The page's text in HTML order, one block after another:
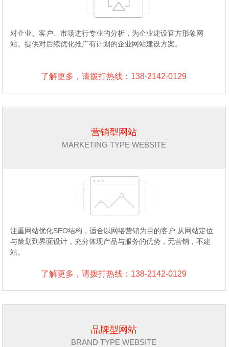
对企业、客户、市场进行专业的分析，为企业建设官方形象网
站。提供对后续优化推广有计划的企业网站建设方案。
了解更多，请拨打热线：138-2142-0129
营销型网站
MARKETING TYPE WEBSITE
注重网站优化SEO结构，适合以网络营销为目的客户 从网站定位
与策划到界面设计，充分体现产品与服务的优势，无营销，不建
站。
了解更多，请拨打热线：138-2142-0129
品牌型网站
BRAND TYPE WEBSITE